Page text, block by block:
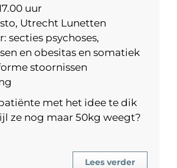
uur
Utrecht Lunetten
secties psychoses,
en obesitas en somatiek
stoornissen
met het idee te dik
ze nog maar 50kg weegt?
Lees verder